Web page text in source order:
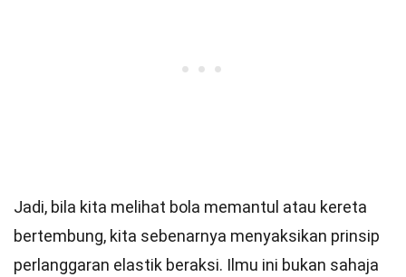
Jadi, bila kita melihat bola memantul atau kereta
bertembung, kita sebenarnya menyaksikan prinsip
perlanggaran elastik beraksi. Ilmu ini bukan sahaja